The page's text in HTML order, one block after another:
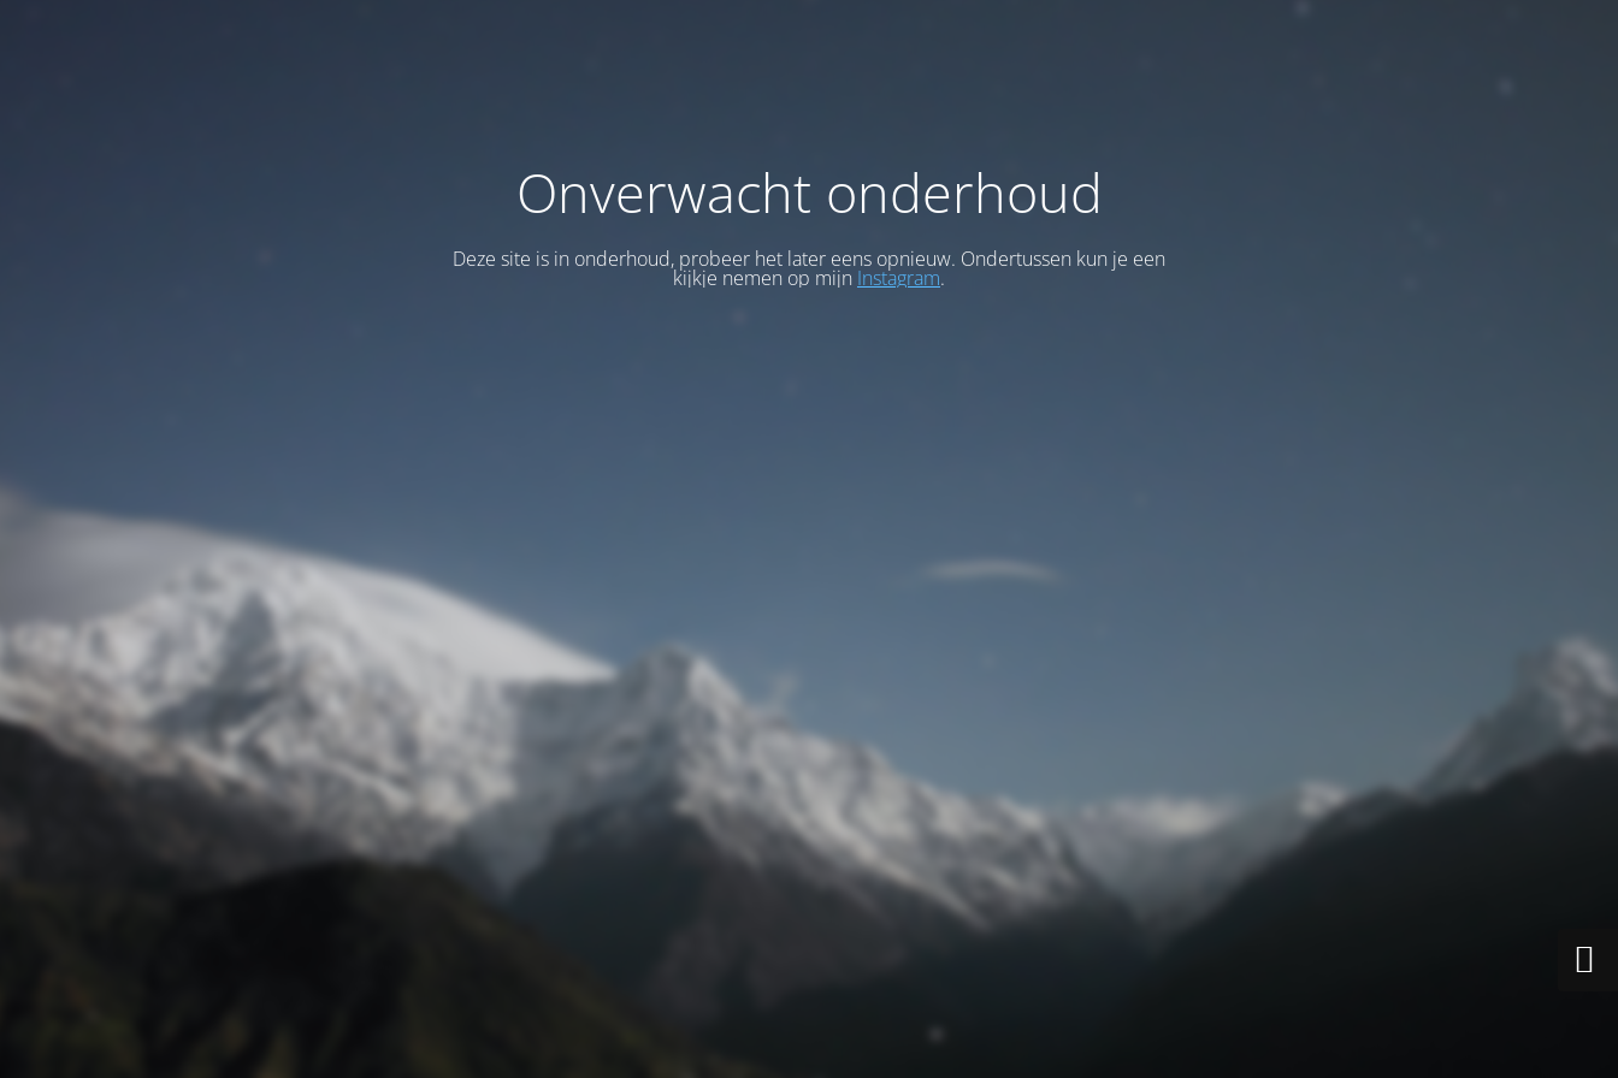
Onverwacht onderhoud
Deze site is in onderhoud, probeer het later eens opnieuw. Ondertussen kun je een
kijkje nemen op mijn Instagram.